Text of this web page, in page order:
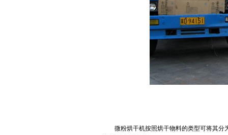
微粉烘干机按照烘干物料的类型可将其分